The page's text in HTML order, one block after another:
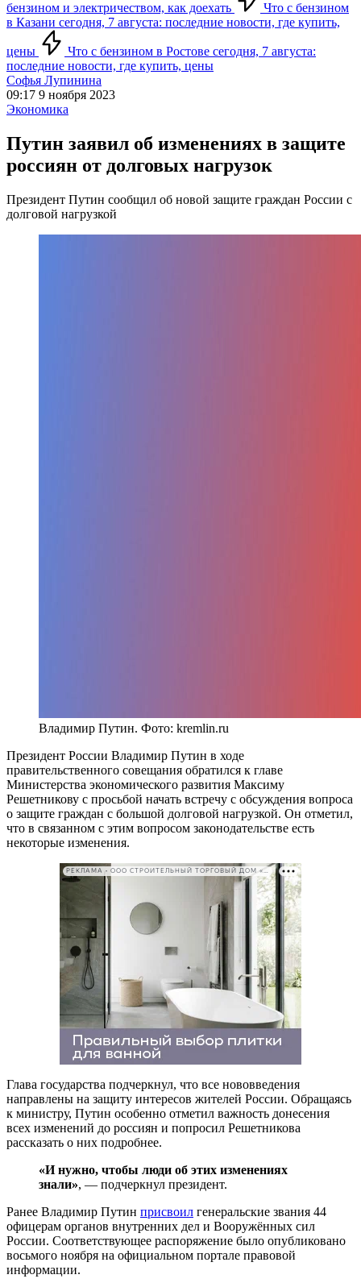
бензином и электричеством, как доехать
Что с бензином
в Казани сегодня, 7 августа: последние новости, где купить,
цены
Что с бензином в Ростове сегодня, 7 августа:
последние новости, где купить, цены
Софья Лупинина
09:17 9 ноября 2023
Экономика
Путин заявил об изменениях в защите
россиян от долговых нагрузок
Президент Путин сообщил об новой защите граждан России с
долговой нагрузкой
Владимир Путин. Фото: kremlin.ru
Президент России Владимир Путин в ходе
правительственного совещания обратился к главе
Министерства экономического развития Максиму
Решетникову с просьбой начать встречу с обсуждения вопроса
о защите граждан с большой долговой нагрузкой. Он отметил,
что в связанном с этим вопросом законодательстве есть
некоторые изменения.
РЕКЛАМА • ООО СТРОИТЕЛЬНЫЙ ТОРГОВЫЙ ДОМ «ПЕТРОВИЧ». ИНН: 7802348846
Глава государства подчеркнул, что все нововведения
направлены на защиту интересов жителей России. Обращаясь
к министру, Путин особенно отметил важность донесения
всех изменений до россиян и попросил Решетникова
рассказать о них подробнее.
«И нужно, чтобы люди об этих изменениях
знали», — подчеркнул президент.
Ранее Владимир Путин присвоил генеральские звания 44
офицерам органов внутренних дел и Вооружённых сил
России. Соответствующее распоряжение было опубликовано
восьмого ноября на официальном портале правовой
информации.